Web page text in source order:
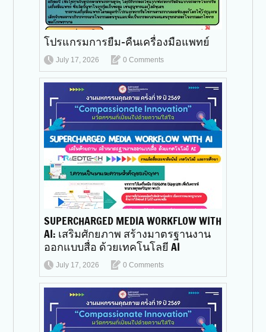
โปรแกรมการยืม-คืนเครื่องมือแพทย์
July 17, 2026 0 Comments
SUPERCHARGED MEDIA WORKFLOW WITH
AI: เสริมศักยภาพ สร้างมาตรฐานงาน
ออกแบบสื่อ ด้วยเทคโนโลยี AI
July 17, 2026 0 Comments